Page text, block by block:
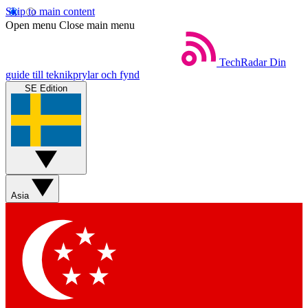
Skip to main content
Open menu Close main menu
TechRadar Din
guide till teknikprylar och fynd
SE Edition
Asia